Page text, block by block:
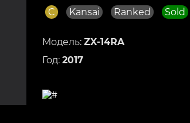
C Kansai Ranked Sold
Модель: ZX-14RA
Год: 2017